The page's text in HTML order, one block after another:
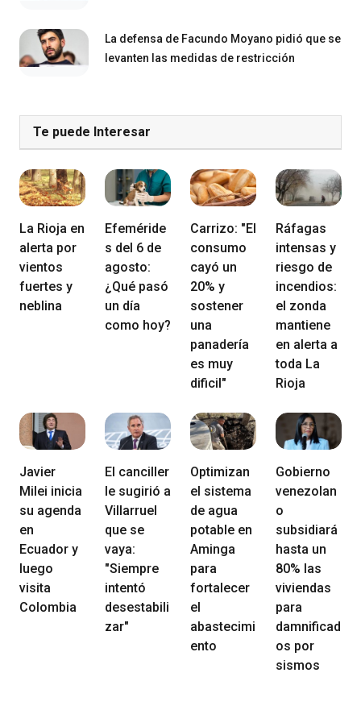
La defensa de Facundo Moyano pidió que se
levanten las medidas de restricción
Te puede Interesar
La Rioja en
alerta por
vientos
fuertes y
neblina
Efeméride
s del 6 de
agosto:
¿Qué pasó
un día
como hoy?
Carrizo: "El
consumo
cayó un
20% y
sostener
una
panadería
es muy
dificil"
Ráfagas
intensas y
riesgo de
incendios:
el zonda
mantiene
en alerta a
toda La
Rioja
Javier
Milei inicia
su agenda
en
Ecuador y
luego
visita
Colombia
El canciller
le sugirió a
Villarruel
que se
vaya:
"Siempre
intentó
desestabili
zar"
Optimizan
el sistema
de agua
potable en
Aminga
para
fortalecer
el
abastecimi
ento
Gobierno
venezolan
o
subsidiará
hasta un
80% las
viviendas
para
damnificad
os por
sismos